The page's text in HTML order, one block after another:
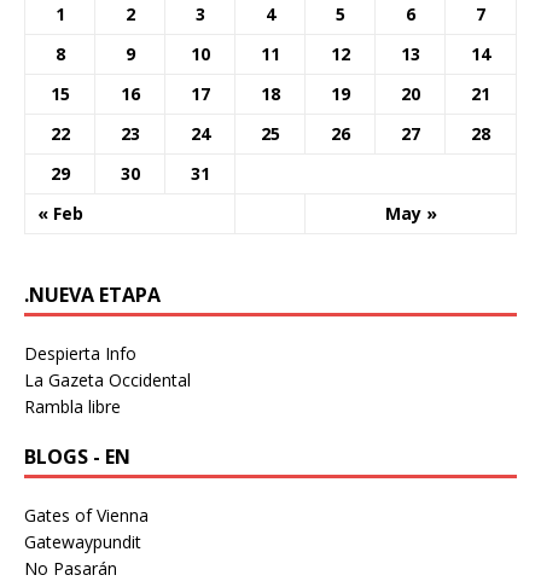
« Feb May »
1 2 3 4 5 6
7
8
9 10 11 12 13
14
15
16 17 18 19 20
21
22
23 24 25 26 27
28
29
30 31
.NUEVA ETAPA
Despierta Info
La Gazeta Occidental
Rambla libre
BLOGS - EN
Gates of Vienna
Gatewaypundit
No Pasarán